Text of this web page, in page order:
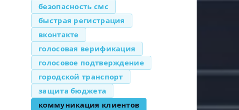
безопасность смс
быстрая регистрация
вконтакте
голосовая верификация
голосовое подтверждение
городской транспорт
защита бюджета
коммуникация клиентов